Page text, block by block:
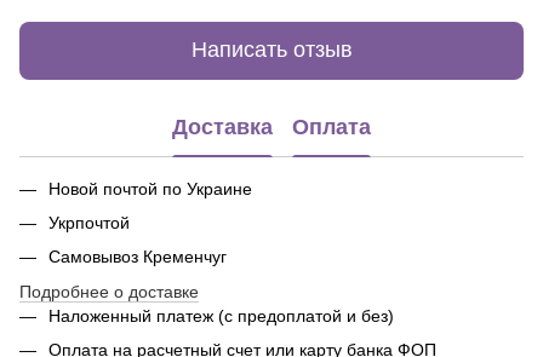
Написать отзыв
Доставка Оплата
Новой почтой по Украине
Укрпочтой
Самовывоз Кременчуг
Подробнее о доставке
Наложенный платеж (с предоплатой и без)
Оплата на расчетный счет или карту банка ФОП